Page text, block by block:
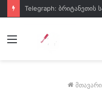
მენიუ
მთავარი